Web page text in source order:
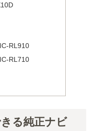
RL910
RL710
る純正ナビ